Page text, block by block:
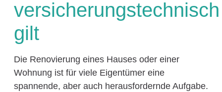
versicherungstechnisch
gilt
Die Renovierung eines Hauses oder einer
Wohnung ist für viele Eigentümer eine
spannende, aber auch herausfordernde Aufgabe.